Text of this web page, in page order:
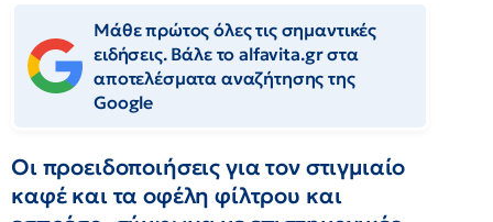
Μάθε πρώτος όλες τις σημαντικές
ειδήσεις. Βάλε το alfavita.gr στα
αποτελέσματα αναζήτησης της
Google
Οι προειδοποιήσεις για τον στιγμιαίο
καφέ και τα οφέλη φίλτρου και